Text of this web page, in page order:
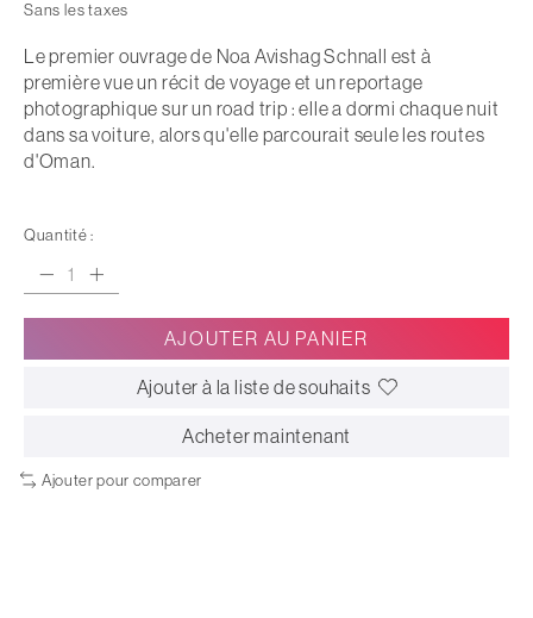
Sans les taxes
Le premier ouvrage de Noa Avishag Schnall est à
première vue un récit de voyage et un reportage
photographique sur un road trip : elle a dormi chaque nuit
dans sa voiture, alors qu'elle parcourait seule les routes
d'Oman.
Quantité :
AJOUTER AU PANIER
Ajouter à la liste de souhaits
Acheter maintenant
Ajouter pour comparer